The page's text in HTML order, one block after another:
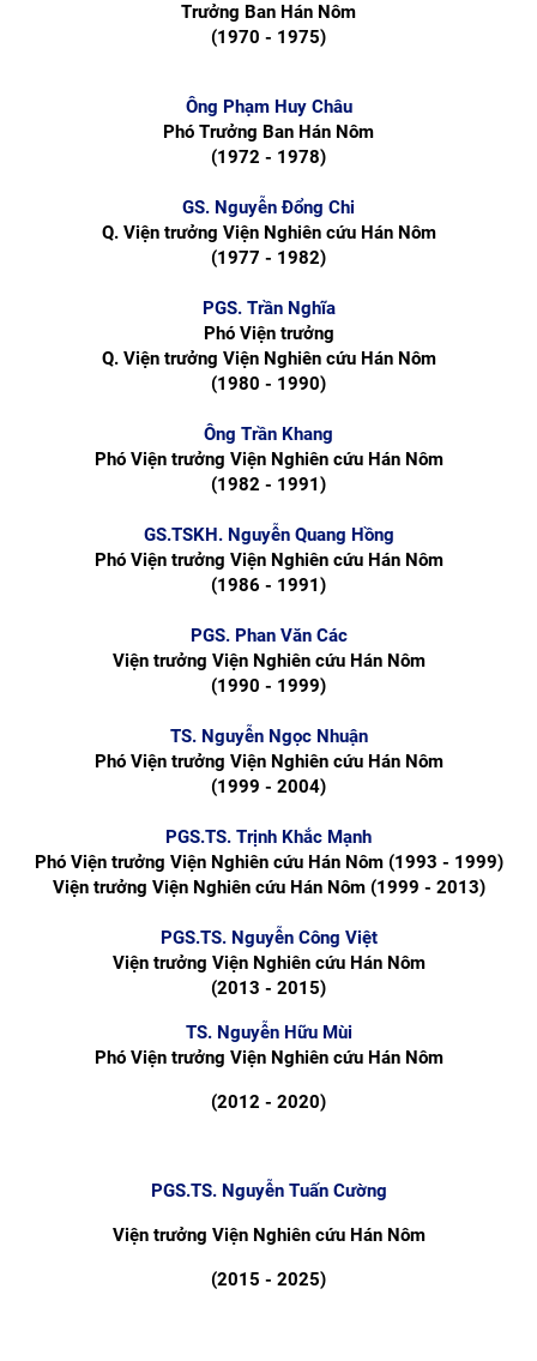
Trưởng Ban Hán Nôm
(1970 - 1975)
Ông Phạm Huy Châu
Phó Trưởng Ban Hán Nôm
(1972 - 1978)
GS. Nguyễn Đổng Chi
Q. Viện trưởng Viện Nghiên cứu Hán Nôm
(1977 - 1982)
PGS. Trần Nghĩa
Phó Viện trưởng
Q. Viện trưởng Viện Nghiên cứu Hán Nôm
(1980 - 1990)
Ông Trần Khang
Phó Viện trưởng Viện Nghiên cứu Hán Nôm
(1982 - 1991)
GS.TSKH. Nguyễn Quang Hồng
Phó Viện trưởng Viện Nghiên cứu Hán Nôm
(1986 - 1991)
PGS. Phan Văn Các
Viện trưởng Viện Nghiên cứu Hán Nôm
(1990 - 1999)
TS. Nguyễn Ngọc Nhuận
Phó Viện trưởng Viện Nghiên cứu Hán Nôm
(1999 - 2004)
PGS.TS. Trịnh Khắc Mạnh
Phó Viện trưởng Viện Nghiên cứu Hán Nôm (1993 - 1999)
Viện trưởng Viện Nghiên cứu Hán Nôm (1999 - 2013)
PGS.TS. Nguyễn Công Việt
Viện trưởng Viện Nghiên cứu Hán Nôm
(2013 - 2015)
TS. Nguyễn Hữu Mùi
Phó Viện trưởng Viện Nghiên cứu Hán Nôm
(2012 - 2020)
PGS.TS. Nguyễn Tuấn Cường
Viện trưởng Viện Nghiên cứu Hán Nôm
(2015 - 2025)
"Đồng bằng sông Mê Kông trong tiến trình phát triển
của lịch sử cận đại Việt Nam” - sách của tác
Hoạt động khoa học của Trung tâm Văn hiến học cổ
điển - Viện Nghiên cứu Hán - Nôm tại tỉnh Lạng Sơn
thống thực thi quyền hành pháp ở Việt Nam hiện